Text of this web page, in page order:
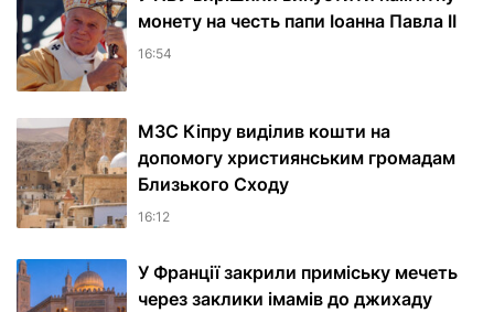
монету на честь папи Іоанна Павла II
16:54
МЗС Кіпру виділив кошти на
допомогу християнським громадам
Близького Сходу
16:12
У Франції закрили приміську мечеть
через заклики імамів до джихаду